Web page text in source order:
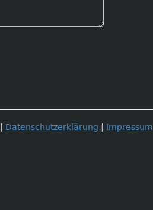
Datenschutzerklärung Impressum